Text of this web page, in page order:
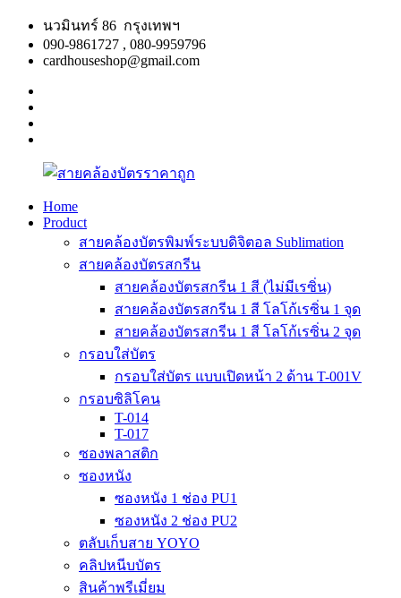
Skip
content
นวมินทร์ 86 กรุงเทพฯ
090-9861727 , 080-9959796
cardhouseshop@gmail.com
สาย
สินค้า
Home
Product
สายคล้องบัตรพิมพ์ระบบดิจิตอล Sublimation
สายคล้องบัตรสกรีน
สายคล้องบัตรสกรีน 1 สี (ไม่มีเรซิ่น)
สายคล้องบัตรสกรีน 1 สี โลโก้เรซิ่น 1 จุด
สายคล้องบัตรสกรีน 1 สี โลโก้เรซิ่น 2 จุด
กรอบใส่บัตร
กรอบใส่บัตร แบบเปิดหน้า 2 ด้าน T-001V
กรอบซิลิโคน
T-014
T-017
ซองพลาสติก
ซองหนัง
ซองหนัง 1 ช่อง PU1
ซองหนัง 2 ช่อง PU2
ตลับเก็บสาย YOYO
คลิปหนีบบัตร
สินค้าพรีเมี่ยม